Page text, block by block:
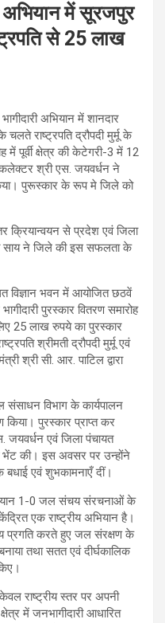
अभियान में सूरजपुर
से 25 लाख
अभियान में शानदार
राष्ट्रपति द्रौपदी मुर्मू के
में पूर्वी क्षेत्र की केटेगरी-3 में 12
श्री एस. जयवर्धन ने
पुरूस्कार के रूप मे जिले को
क्रियान्वयन से प्रदेश एवं जिला
साय ने जिले की इस सफलता के
विज्ञान भवन में आयोजित छठवें
पुरस्कार वितरण समारोह
25 लाख रुपये का पुरस्कार
श्रीमती द्रौपदी मुर्मू एवं
श्री सी. आर. पाटिल द्वारा
विभाग के कार्यपालन
पुरस्कार प्राप्त कर
जयवर्धन एवं जिला पंचायत
भेंट की। इस अवसर पर उन्होंने
बधाई एवं शुभकामनाएँ दीं।
1-0 जल संचय संरचनाओं के
एक राष्ट्रीय अभियान है।
करते हुए जल संरक्षण के
तथा सतत एवं दीर्घकालिक
राष्ट्रीय स्तर पर अपनी
में जनभागीदारी आधारित